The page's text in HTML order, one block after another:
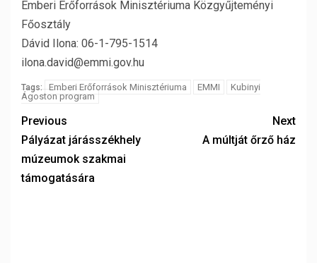
Emberi Erőforrások Minisztériuma Közgyűjteményi
Főosztály
Dávid Ilona: 06-1-795-1514
ilona.david@emmi.gov.hu
Tags: Emberi Erőforrások Minisztériuma EMMI
Kubinyi
Ágoston program
Previous
Pályázat járásszékhely
múzeumok szakmai
támogatására
Next
A múltját őrző ház